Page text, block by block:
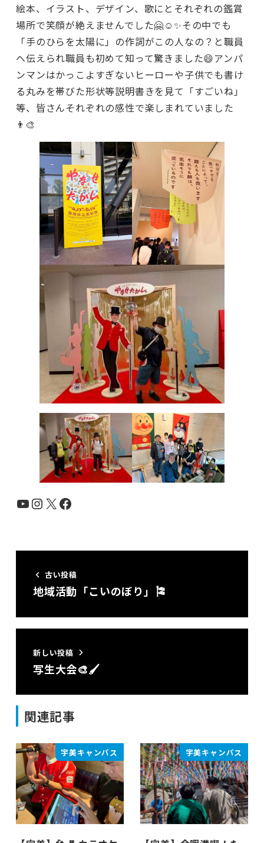
絵本、イラスト、デザイン、歌にとそれぞれの鑑賞
場所で笑顔が絶えませんでした🤗☺️✨その中でも
「手のひらを太陽に」の作詞がこの人なの？と職員
へ伝えられ職員も初めて知って驚きました😄アンパ
ンマンはかっこよすぎないヒーローや子供でも書け
る丸みを帯びた形状等説明書きを見て「すごいね」
等、皆さんそれぞれの感性で楽しまれていました
👨‍🎨
YouTube
Instagram
X Facebook
古い投稿
地域活動「こいのぼり」🎏
新しい投稿
写生大会🎨🖌️
関連記事
宇美キャンパス 宇美キャンパス